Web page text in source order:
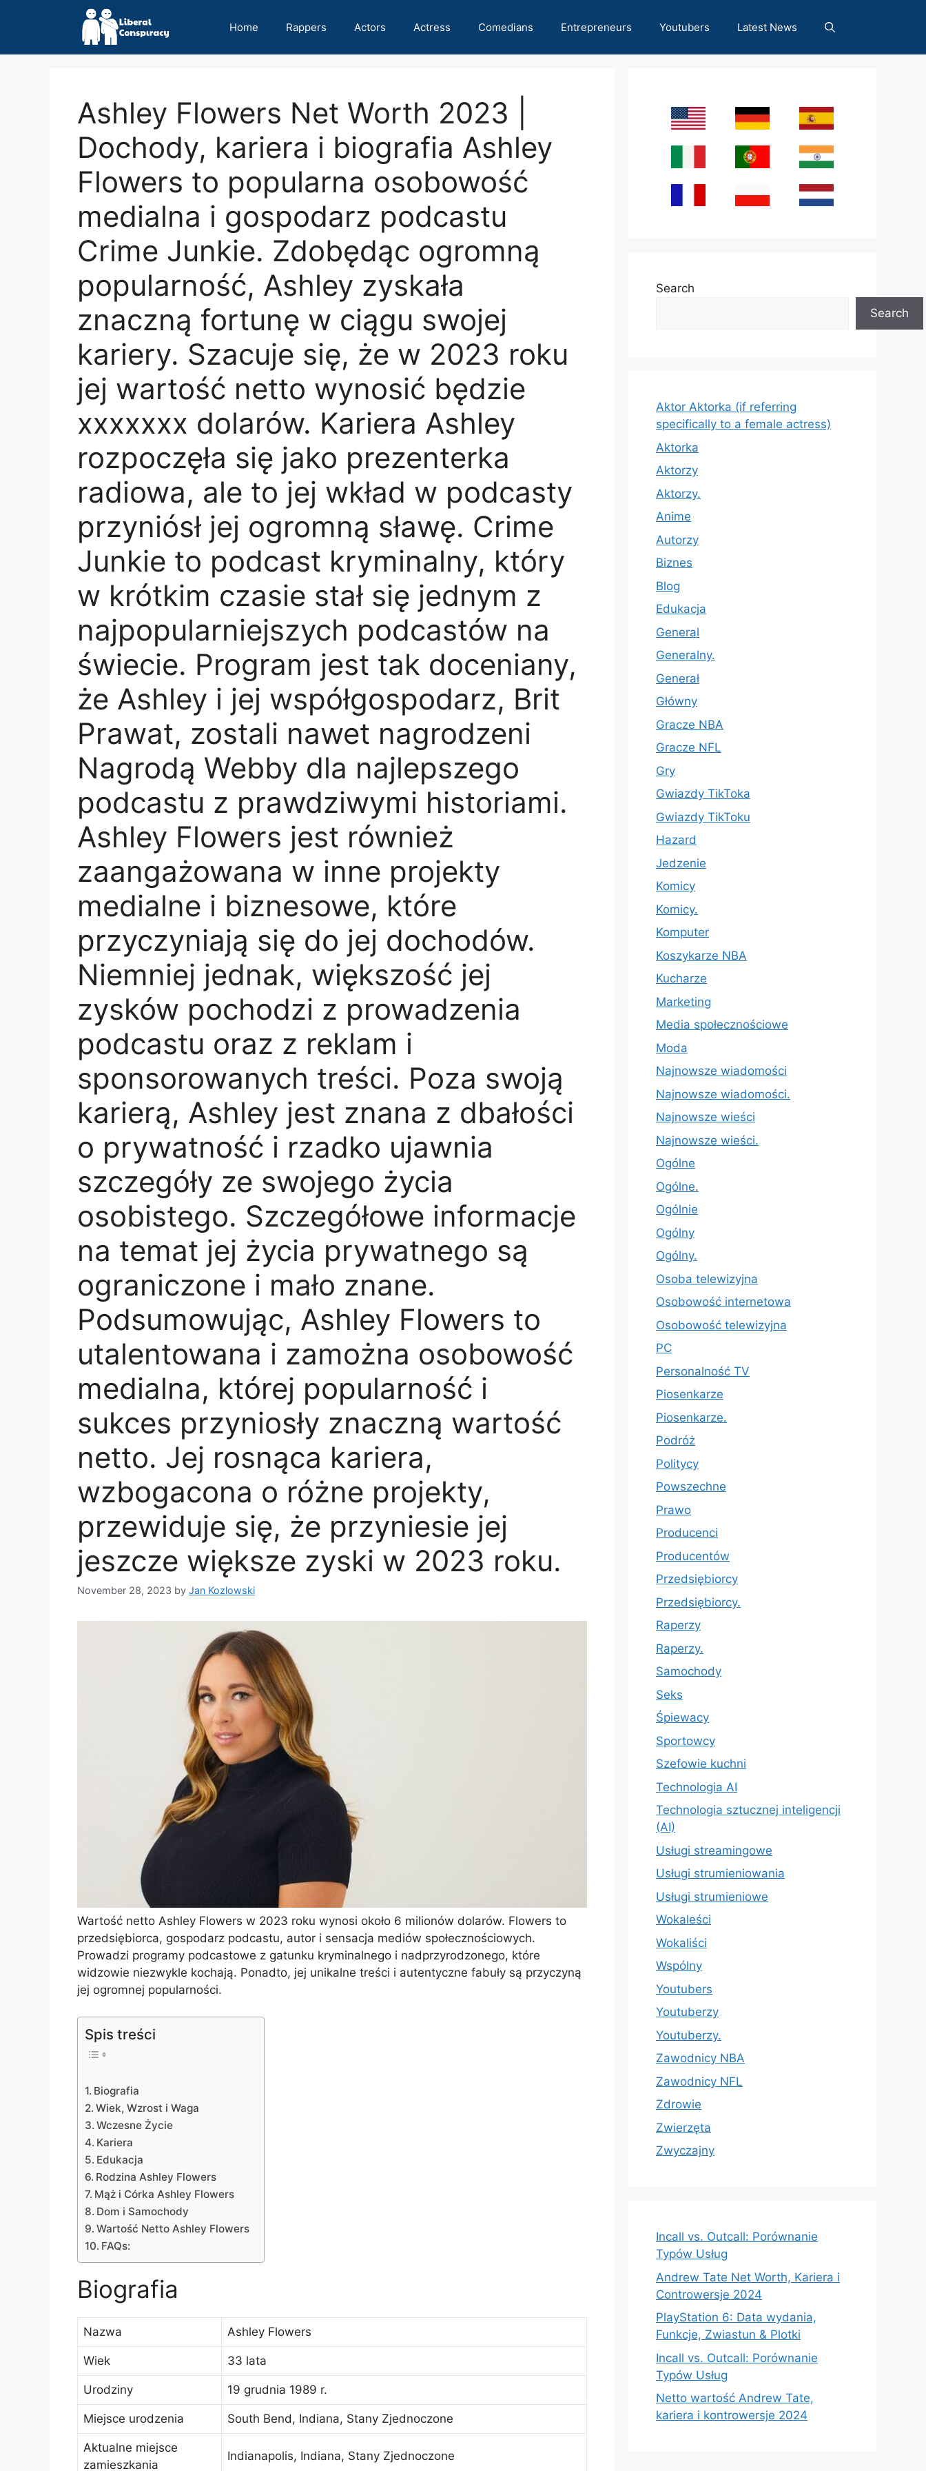
Home Rappers Actors Actress Comedians Entrepreneurs Youtubers Latest News
Ashley Flowers Net Worth 2023 |
Dochody, kariera i biografia Ashley
Flowers to popularna osobowość
medialna i gospodarz podcastu
Crime Junkie. Zdobędąc ogromną
popularność, Ashley zyskała
znaczną fortunę w ciągu swojej
kariery. Szacuje się, że w 2023 roku
jej wartość netto wynosić będzie
xxxxxxx dolarów. Kariera Ashley
rozpoczęła się jako prezenterka
radiowa, ale to jej wkład w podcasty
przyniósł jej ogromną sławę. Crime
Junkie to podcast kryminalny, który
w krótkim czasie stał się jednym z
najpopularniejszych podcastów na
świecie. Program jest tak doceniany,
że Ashley i jej współgospodarz, Brit
Prawat, zostali nawet nagrodzeni
Nagrodą Webby dla najlepszego
podcastu z prawdziwymi historiami.
Ashley Flowers jest również
zaangażowana w inne projekty
medialne i biznesowe, które
przyczyniają się do jej dochodów.
Niemniej jednak, większość jej
zysków pochodzi z prowadzenia
podcastu oraz z reklam i
sponsorowanych treści. Poza swoją
karierą, Ashley jest znana z dbałości
o prywatność i rzadko ujawnia
szczegóły ze swojego życia
osobistego. Szczegółowe informacje
na temat jej życia prywatnego są
ograniczone i mało znane.
Podsumowując, Ashley Flowers to
utalentowana i zamożna osobowość
medialna, której popularność i
sukces przyniosły znaczną wartość
netto. Jej rosnąca kariera,
wzbogacona o różne projekty,
przewiduje się, że przyniesie jej
jeszcze większe zyski w 2023 roku.
November 28, 2023 by Jan Kozlowski
Wartość netto Ashley Flowers w 2023 roku wynosi około 6 milionów dolarów. Flowers to
przedsiębiorca, gospodarz podcastu, autor i sensacja mediów społecznościowych.
Prowadzi programy podcastowe z gatunku kryminalnego i nadprzyrodzonego, które
widzowie niezwykle kochają. Ponadto, jej unikalne treści i autentyczne fabuły są przyczyną
jej ogromnej popularności.
Spis treści
Biografia
Wiek, Wzrost i Waga
Wczesne Życie
Kariera
Edukacja
Rodzina Ashley Flowers
Mąż i Córka Ashley Flowers
Dom i Samochody
Wartość Netto Ashley Flowers
FAQs:
Biografia
Nazwa Ashley Flowers
Wiek 33 lata
Urodziny 19 grudnia 1989 r.
Miejsce urodzenia South Bend, Indiana, Stany Zjednoczone
Aktualne miejsce
zamieszkania
Indianapolis, Indiana, Stany Zjednoczone
Search
Search
Aktor Aktorka (if referring
specifically to a female actress)
Aktorka
Aktorzy
Aktorzy.
Anime
Autorzy
Biznes
Blog
Edukacja
General
Generalny.
Generał
Główny
Gracze NBA
Gracze NFL
Gry
Gwiazdy TikToka
Gwiazdy TikToku
Hazard
Jedzenie
Komicy
Komicy.
Komputer
Koszykarze NBA
Kucharze
Marketing
Media społecznościowe
Moda
Najnowsze wiadomości
Najnowsze wiadomości.
Najnowsze wieści
Najnowsze wieści.
Ogólne
Ogólne.
Ogólnie
Ogólny
Ogólny.
Osoba telewizyjna
Osobowość internetowa
Osobowość telewizyjna
PC
Personalność TV
Piosenkarze
Piosenkarze.
Podróż
Politycy
Powszechne
Prawo
Producenci
Producentów
Przedsiębiorcy
Przedsiębiorcy.
Raperzy
Raperzy.
Samochody
Seks
Śpiewacy
Sportowcy
Szefowie kuchni
Technologia AI
Technologia sztucznej inteligencji
(AI)
Usługi streamingowe
Usługi strumieniowania
Usługi strumieniowe
Wokaleści
Wokaliści
Wspólny
Youtubers
Youtuberzy
Youtuberzy.
Zawodnicy NBA
Zawodnicy NFL
Zdrowie
Zwierzęta
Zwyczajny
Incall vs. Outcall: Porównanie
Typów Usług
Andrew Tate Net Worth, Kariera i
Controwersje 2024
PlayStation 6: Data wydania,
Funkcje, Zwiastun & Plotki
Incall vs. Outcall: Porównanie
Typów Usług
Netto wartość Andrew Tate,
kariera i kontrowersje 2024